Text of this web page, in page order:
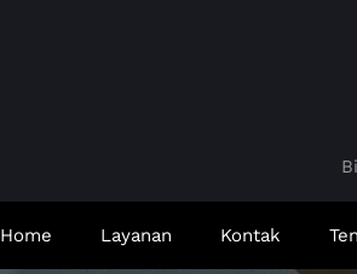
Home Layanan Kontak